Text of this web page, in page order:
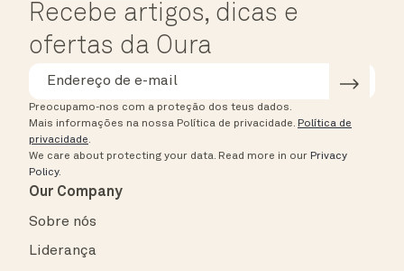
Recebe artigos, dicas e
ofertas da Oura
Preocupamo-nos com a proteção dos teus dados.
Mais informações na nossa Política de privacidade. Política de
privacidade.
We care about protecting your data. Read more in our Privacy
Policy.
Our Company
Sobre nós
Liderança